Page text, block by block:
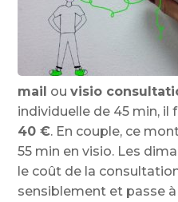
mail ouvisio
individuelle de 45 min, il
40€. En couple, ce
55 min en visio. Les
le coût de la
sensiblement et passe à